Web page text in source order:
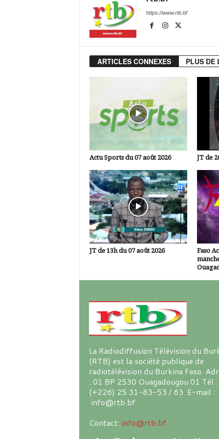
https://www.rtb.bf
ARTICLES CONNEXES PLUS DE
Actu Sports du 07 août 2026 JT de
JT de 13h du 07 août 2026
Faso
La Radiodiffusion Télévision du
(RTB) est la société publique de
radiotélévision du Burkina Faso.
: 01 BP 2530 Ouagadougou 01 Tél :
(+226) 25 31-83-53 / 63 E-mail :
info@rtb.bf
Contact: info@rtb.bf